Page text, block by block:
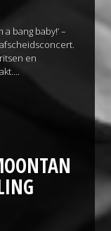
bang baby!’ –
en